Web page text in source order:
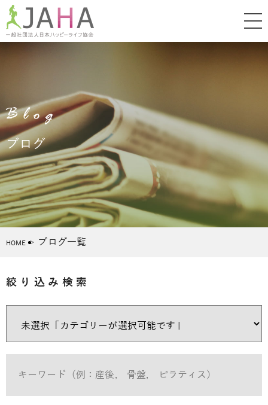
Blog
ブログ
HOME ブログ一覧
絞り込み検索